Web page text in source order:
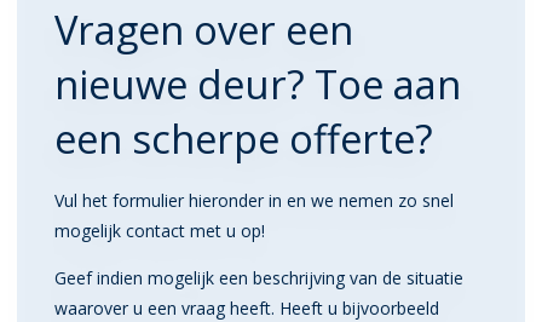
Vragen over een
nieuwe deur? Toe aan
een scherpe offerte?
Vul het formulier hieronder in en we nemen zo snel
mogelijk contact met u op!
Geef indien mogelijk een beschrijving van de situatie
waarover u een vraag heeft. Heeft u bijvoorbeeld